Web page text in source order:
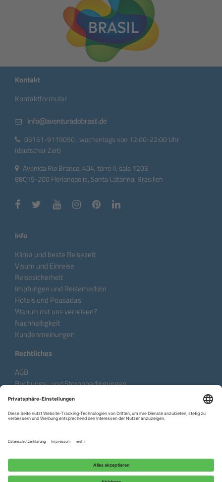
Kontakt
Kontaktformular
05151-9119090 , wochentags von 12:00-22:00 Uhr
(deutscher Zeit)
Avenida Rio Branco, 404, torre II, sala 1203
88015-200 Florianopolis, Santa Catarina, Brasilien
Info
Klima und beste Reisezeit
Visum und Einreise
Reisesicherheit
Impfungen und Reisemedizin
Hotels und Pousadas
Warum mit uns verreisen?
Nachhaltigkeit
Kundenmeinungen
Rechtliches
AGB
Buchungs- und Stornobedingungen
Datenschutzhinweise
Sprache: DE